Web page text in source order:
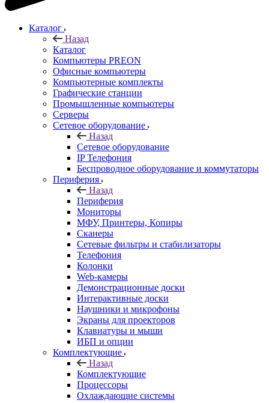
Каталог
Назад
Каталог
Компьютеры PREON
Офисные компьютеры
Компьютерные комплекты
Графические станции
Промышленные компьютеры
Серверы
Сетевое оборудование
Назад
Сетевое оборудование
IP Телефония
Беспроводное оборудование и коммутаторы
Периферия
Назад
Периферия
Мониторы
МФУ, Принтеры, Копиры
Сканеры
Сетевые фильтры и стабилизаторы
Телефония
Колонки
Web-камеры
Демонстрационные доски
Интерактивные доски
Наушники и микрофоны
Экраны для проекторов
Клавиатуры и мыши
ИБП и опции
Комплектующие
Назад
Комплектующие
Процессоры
Охлаждающие системы